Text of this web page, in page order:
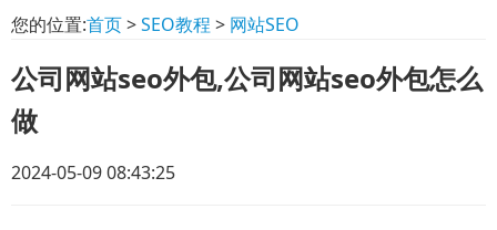
您的位置:首页>SEO教程 > 网站SEO
公司网站seo外包,公司网站seo外包怎么
做
2024-05-09 08:43:25